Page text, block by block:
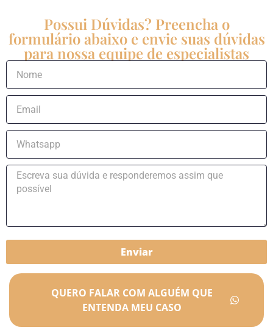
Possui Dúvidas? Preencha o
formulário abaixo e envie suas dúvidas
para nossa equipe de especialistas
Enviar
QUERO FALAR COM ALGUÉM QUE
ENTENDA MEU CASO